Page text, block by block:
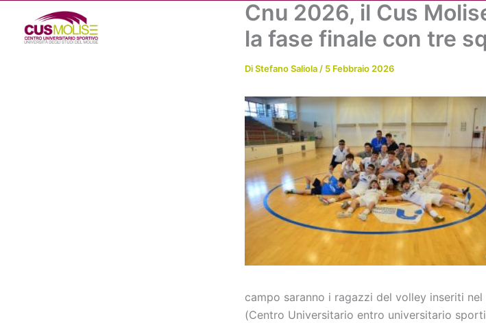
contenuto
Cnu 2026, il Cus
la fase finale con tre
DiStefano Saliola / 5 Febbraio 2026
campo saranno i ragazzi del volley inseriti
(Centro Universitario entro universitario